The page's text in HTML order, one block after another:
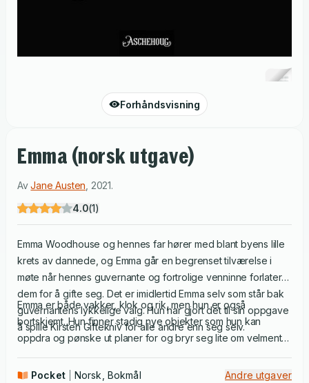
Forhåndsvisning
Emma (norsk utgave)
AvJane Austen 2021.
4.0(1)
Emma Woodhouse og hennes far hører med blant byens lille
krets av dannede, og Emma går en begrenset tilværelse i
møte når hennes guvernante og fortrolige venninne forlater
dem for å gifte seg. Det er imidlertid Emma selv som står bak
guvernantens lykkelige valg. Hun har gjort det til sin oppgave
å spille Kirsten Giftekniv for alle andre enn seg selv.
Emma er både vakker, klok og rik, men hun er også
bortskjemt. Hun finner stadig nye objekter som hun kan
oppdra og pønske ut planer for og bryr seg lite om velmente
motstander.
Pocket Norsk, Bokmål Andre utgaver